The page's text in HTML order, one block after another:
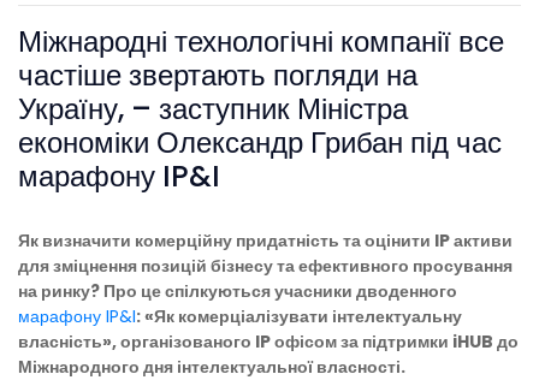
Міжнародні технологічні компанії все
частіше звертають погляди на
Україну, – заступник Міністра
економіки Олександр Грибан під час
марафону IP&I
Як визначити комерційну придатність та оцінити IP активи
для зміцнення позицій бізнесу та ефективного просування
на ринку? Про це спілкуються учасники дводенного
марафону IP&I: «Як комерціалізувати інтелектуальну
власність», організованого IP офісом за підтримки iHUB до
Міжнародного дня інтелектуальної власності.